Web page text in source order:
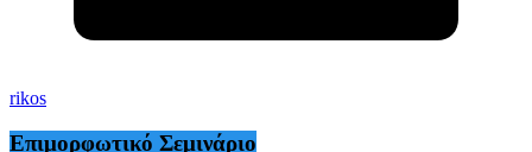
rikos
Επιμορφωτικό Σεμινάριο